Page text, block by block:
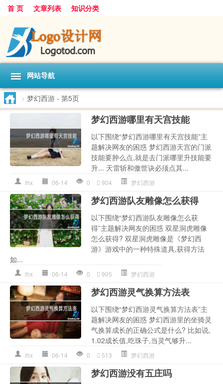
首 页 文章列表 知识分类
网站导航
> 梦幻西游 - 第5页
梦幻西游哪里有天宫技能
以下围绕“梦幻西游哪里有天宫技能”主
题解决网友的困惑 梦幻西游天宫的门派
技能要肿么点,就是去门派哪里升技能要
升... 天雷斩和傲世诀必须点其...
lhx 06-14 0 904 梦幻西游
梦幻西游队友雕像怎么获得
以下围绕“梦幻西游队友雕像怎么获
得”主题解决网友的困惑 双星洞虎雕像
怎么获得? 双星洞虎雕像是《梦幻西
游》游戏中的一种特殊道具,获得方法
如...
lhx 06-14 0 905 梦幻西游
梦幻西游灵气换算方法表
以下围绕“梦幻西游灵气换算方法表”主
题解决网友的困惑 梦幻西游里的坐骑灵
气换算成长的正确公式是什么? 比如说,
1.02成长值,吃珠子,当灵气够升...
lhx 06-14 0 513 梦幻西游
梦幻西游没有五庄吗